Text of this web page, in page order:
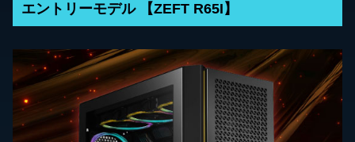
エントリーモデル 【ZEFT R65I】